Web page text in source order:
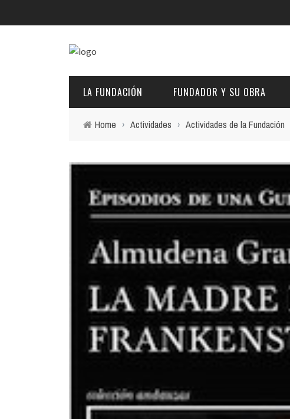
LA FUNDACIÓN
FINES
EL PATRONATO: COMPETENCIAS Y COMPOSICIÓN ACTUAL
FUNDADOR Y SU OBRA
PINTURAS
Home › Actividades › Actividades de la Fundación